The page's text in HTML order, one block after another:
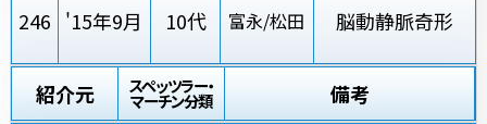
246 '15年9月 10代 富永/松田 脳動静脈奇形
紹介元 スペッツラー・
マーチン分類 備考